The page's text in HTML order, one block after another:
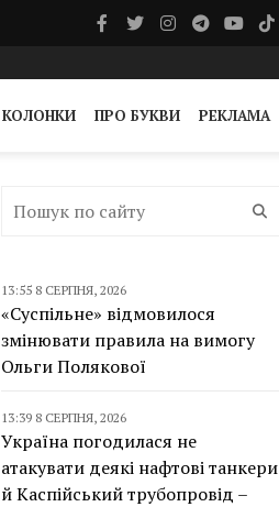
КОЛОНКИ ПРО БУКВИ РЕКЛАМА
13:55 8 СЕРПНЯ, 2026
«Суспільне» відмовилося
змінювати правила на вимогу
Ольги Полякової
13:39 8 СЕРПНЯ, 2026
Україна погодилася не
атакувати деякі нафтові танкери
й Каспійський трубопровід –